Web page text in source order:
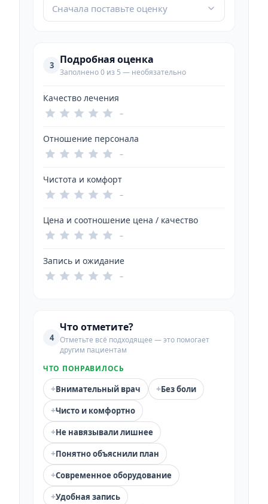
Сначала поставьте оценку
3 Подробная оценка
Заполнено 0 из 5 — необязательно
Качество лечения
–
Отношение персонала
–
Чистота и комфорт
–
Цена и соотношение цена / качество
–
Запись и ожидание
–
4
Что отметите?
Отметьте всё подходящее — это помогает
другим пациентам
ЧТО ПОНРАВИЛОСЬ
+Внимательный врач +Без боли
+Чисто и комфортно
+Не навязывали лишнее
+Понятно объяснили план
+Современное оборудование
+Удобная запись